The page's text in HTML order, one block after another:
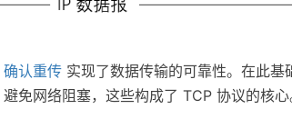
确认重传 实现了数据传输的可靠性。在此基
避免网络阻塞，这些构成了 TCP 协议的核心